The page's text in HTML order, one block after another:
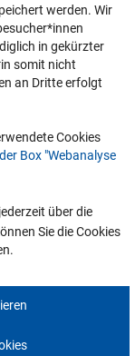
Mailpostfach oder
werden. Wir
in gekürzter
somit nicht
an Dritte erfolgt
Cookies
Box "Webanalyse
über die
Sie die Cookies